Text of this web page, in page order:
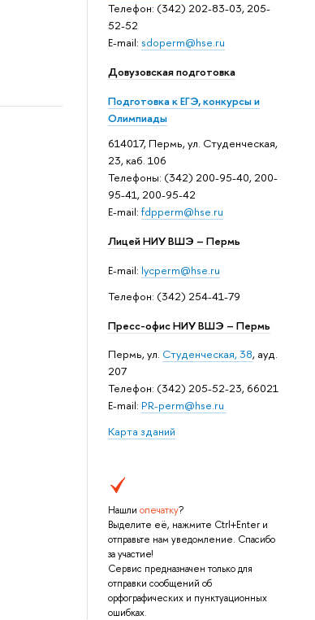
Телефон: (342) 202-83-03, 205-
52-52
E-mail: sdoperm@hse.ru
Довузовская подготовка
Подготовка к ЕГЭ, конкурсы и
Олимпиады
614017, Пермь, ул. Студенческая,
23, каб. 106
Телефоны: (342) 200-95-40, 200-
95-41, 200-95-42
E-mail: fdpperm@hse.ru
Лицей НИУ ВШЭ – Пермь
E-mail: lycperm@hse.ru
Телефон: (342) 254-41-79
Пресс-офис НИУ ВШЭ – Пермь
Пермь, ул. Студенческая, 38, ауд.
207
Телефон: (342) 205-52-23, 66021
E-mail: PR-perm@hse.ru
Карта зданий
Нашли опечатку?
Выделите её, нажмите Ctrl+Enter и
отправьте нам уведомление. Спасибо
за участие!
Сервис предназначен только для
отправки сообщений об
орфографических и пунктуационных
ошибках.